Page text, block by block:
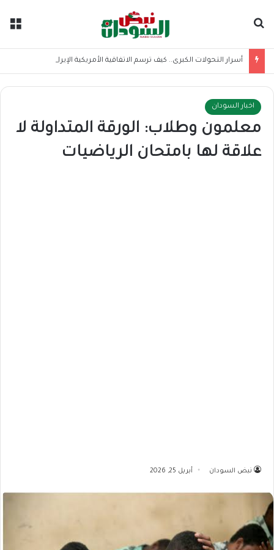
اخبار السودان
معلمون وطلاب: الورقة المتداولة لا
علاقة لها بامتحان الرياضيات
نبض السودان أبريل 25, 2026